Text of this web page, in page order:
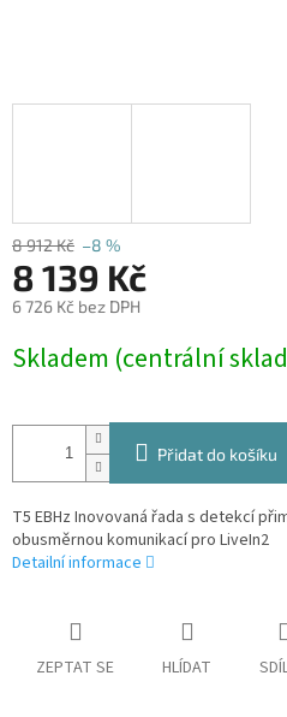
8 912 Kč –8 %
8 139 Kč
6 726 Kč bez DPH
cena:
Skladem (centrální
Přidat do košíku
T5 EBHz Inovovaná řada s detekcí
obusměrnou komunikací pro LiveIn2
Detailní informace
ZEPTAT SE HLÍDAT